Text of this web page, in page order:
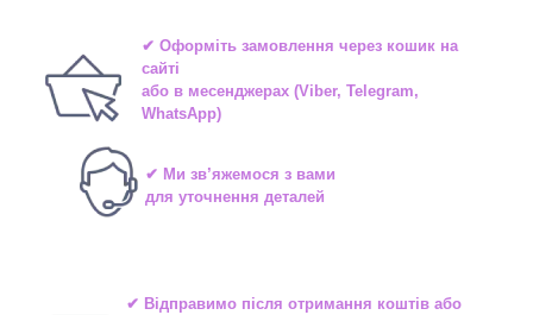
✔ Оформіть замовлення через кошик на
сайті
або в месенджерах(Viber, Telegram,
WhatsApp)
✔ Ми зв’яжемося з вами
для уточнення деталей
✔ Відправимо після отримання коштів або